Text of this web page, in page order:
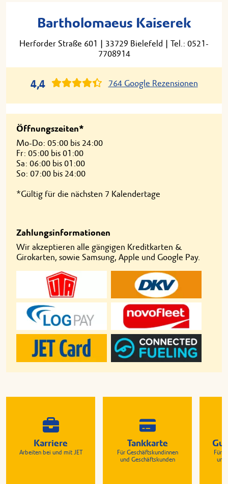
Bartholomaeus Kaiserek
Herforder Straße 601 | 33729 Bielefeld | Tel.: 0521-
7708914
4,4 764 Google Rezensionen
Öffnungszeiten*
Mo-Do: 05:00 bis 24:00
Fr: 05:00 bis 01:00
Sa: 06:00 bis 01:00
So: 07:00 bis 24:00
*Gültig für die nächsten 7 Kalendertage
Zahlungsinformationen
Wir akzeptieren alle gängigen Kreditkarten &
Girokarten, sowie Samsung, Apple und Google Pay.
Karriere
Arbeiten bei und mit JET
Tankkarte
Für Geschäftskundinnen
und Geschäftskunden
Für
und